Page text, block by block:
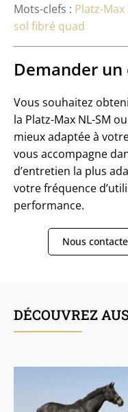
Mots-clefs : Platz-Max
sol fibré quad
Demander un
Vous souhaitez
la Platz-Max NL-SM
mieux adaptée à
vous accompagne
d’entretien la plus
votre fréquence
performance.
Nous
DÉCOUVREZ